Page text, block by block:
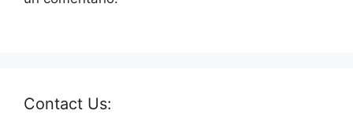
Contact Us: